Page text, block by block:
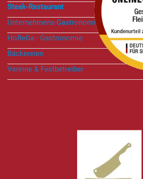
Steak-Restaurant
Unternehmens-Gastronomie
HoReGa - Gastronomie
Bäckereien
Vereine & Festbetreiber